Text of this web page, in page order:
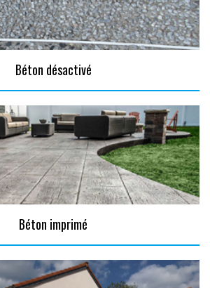
Béton désactivé
Béton imprimé